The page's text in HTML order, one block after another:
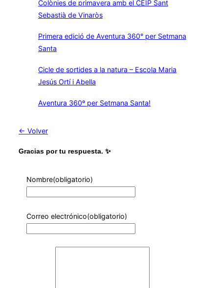
Colònies de primavera amb el CEIP Sant
Sebastià de Vinaròs
Primera edició de Aventura 360° per Setmana
Santa
Cicle de sortides a la natura – Escola Maria
Jesús Ortí i Abella
Aventura 360º per Setmana Santa!
← Volver
Gracias por tu respuesta. ✨
Nombre(obligatorio)
Correo electrónico(obligatorio)